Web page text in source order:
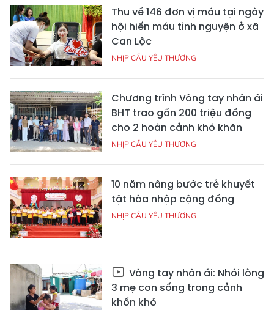
Thu về 146 đơn vị máu tại ngày
hội hiến máu tình nguyện ở xã
Can Lộc
NHỊP CẦU YÊU THƯƠNG
Chương trình Vòng tay nhân ái
BHT trao gần 200 triệu đồng
cho 2 hoàn cảnh khó khăn
NHỊP CẦU YÊU THƯƠNG
10 năm nâng bước trẻ khuyết
tật hòa nhập cộng đồng
NHỊP CẦU YÊU THƯƠNG
Vòng tay nhân ái: Nhói lòng
3 mẹ con sống trong cảnh
khốn khó